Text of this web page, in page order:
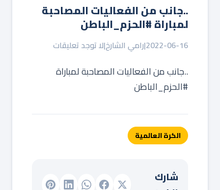
..جانب من الفعاليات المصاحبة
لمباراة #الحزم_الباطن
2022-06-16
|رامي الشارخ|لا توجد تعليقات
..جانب من الفعاليات المصاحبة لمباراة
#الحزم_الباطن
الكرة العالمية
شارك